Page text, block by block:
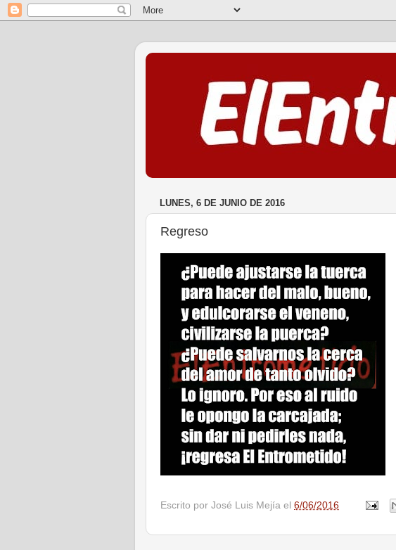
LUNES, 6 DE JUNIO DE 2016
Regreso
Escrito por José Luis Mejía el 6/06/2016